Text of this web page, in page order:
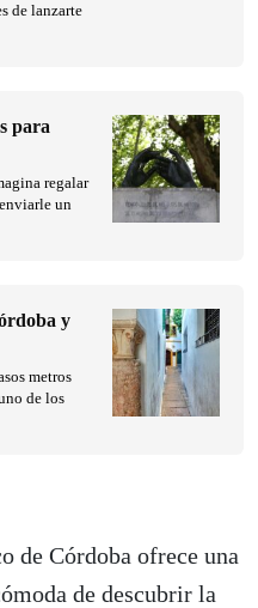
de Córdoba ofrece una
de descubrir la
de lanzarte
para
regalar
un
y
metros
de los